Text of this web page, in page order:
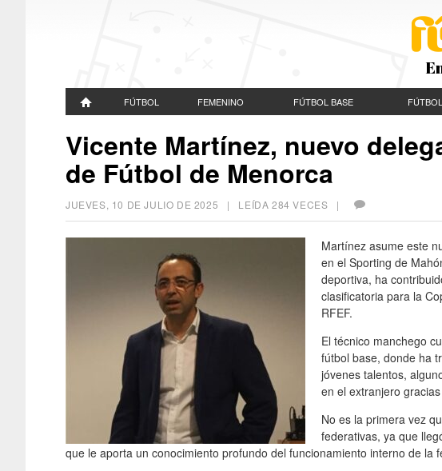
FÚTBOL FEMENINO FÚTBOL BASE
Vicente Martínez, nuevo
de Fútbol de Menorca
JUEVES, 10 DE JULIO DE 2025 | LEÍDA 284 VECES |
Martínez asume este
en el Sporting de
deportiva, ha
clasificatoria para la
RFEF.
El técnico manchego
fútbol base, donde ha
jóvenes talentos,
en el extranjero
No es la primera vez
federativas, ya que
que le aporta un conocimiento profundo del funcionamiento interno de la